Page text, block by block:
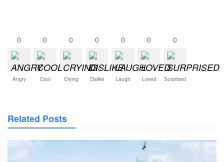
0
Angry
0
Cool
0
Crying
0
Dislike
0
Laugh
0
Loved
0
Surprised
Related Posts